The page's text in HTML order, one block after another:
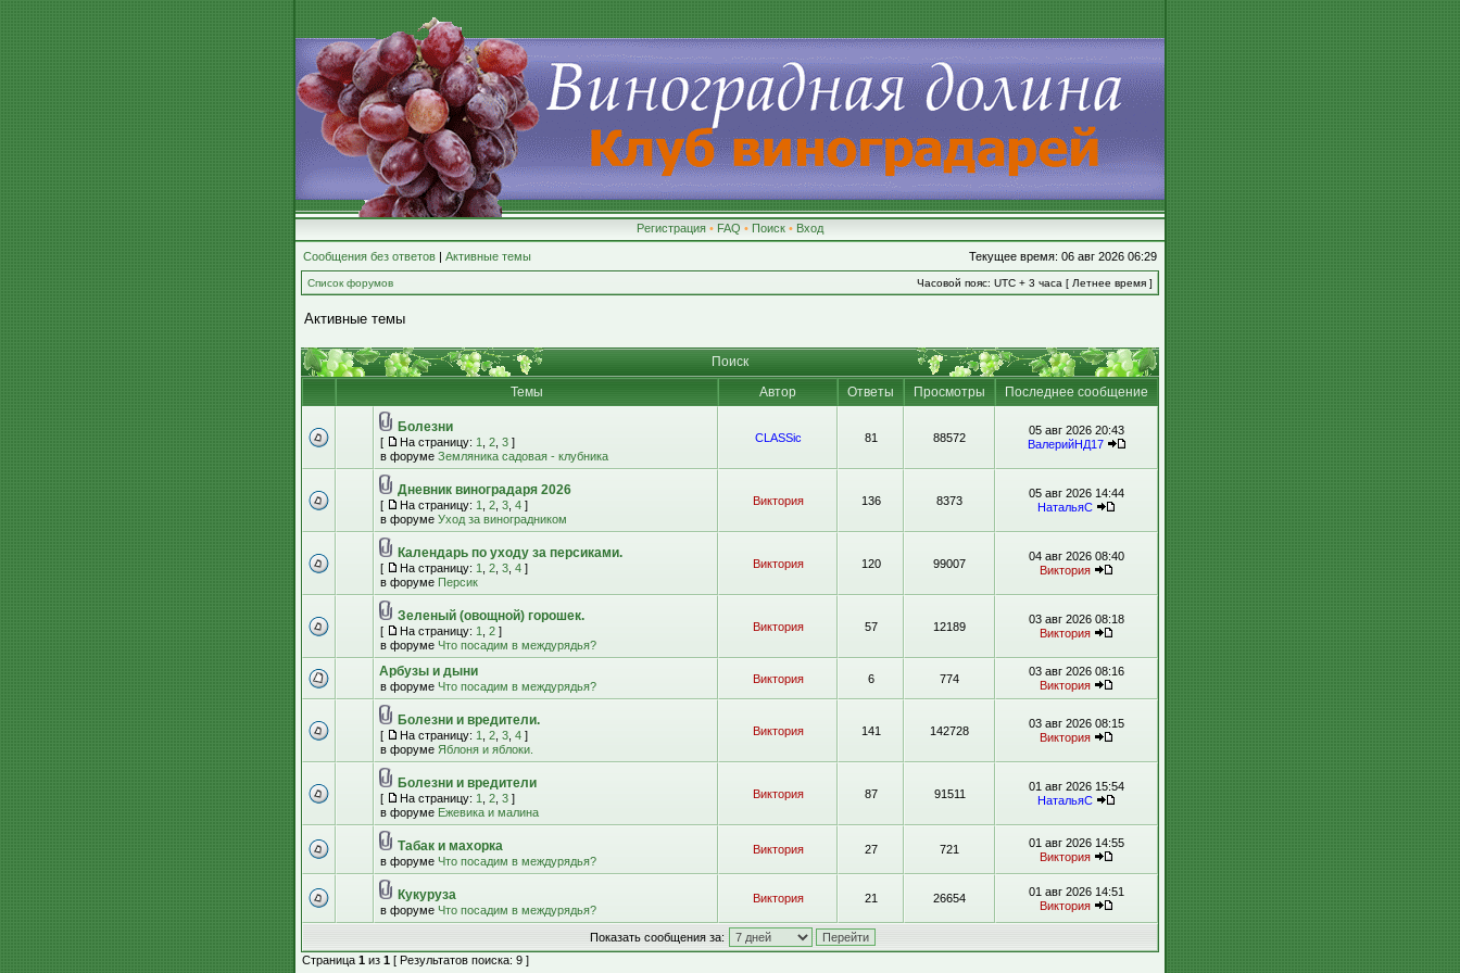
Регистрация • FAQ • Поиск • Вход
Сообщения без ответов | Активные темы Текущее время: 06 авг 2026 06:29
Список форумов Часовой пояс: UTC + 3 часа [ Летнее время ]
Активные темы
Поиск
Темы
Автор Ответы Просмотры Последнее сообщение
Болезни
[ На страницу: 1 2 3 ]
в форуме Земляника садовая - клубника
CLASSic 81 88572
05 авг 2026 20:43
ВалерийНД17
Дневник виноградаря 2026
[ На страницу: 1 2 3 4 ]
в форуме Уход за виноградником
Виктория 136 8373
05 авг 2026 14:44
НатальяС
Календарь по уходу за персиками.
[ На страницу: 1 2 3 4 ]
в форуме Персик
Виктория 120 99007
04 авг 2026 08:40
Виктория
Зеленый (овощной) горошек.
[ На страницу: 1 2 ]
в форуме Что посадим в междурядья?
Виктория 57 12189
03 авг 2026 08:18
Виктория
Арбузы и дыни
в форуме Что посадим в междурядья?
Виктория 6 774
03 авг 2026 08:16
Виктория
Болезни и вредители.
[ На страницу: 1 2 3 4 ]
в форуме Яблоня и яблоки.
Виктория 141 142728
03 авг 2026 08:15
Виктория
Болезни и вредители
[ На страницу: 1 2 3 ]
в форуме Ежевика и малина
Виктория 87 91511
01 авг 2026 15:54
НатальяС
Табак и махорка
в форуме Что посадим в междурядья?
Виктория 27 721
01 авг 2026 14:55
Виктория
Кукуруза
в форуме Что посадим в междурядья?
Виктория 21 26654
01 авг 2026 14:51
Виктория
Показать сообщения за:
Страница 1 из 1 [ Результатов поиска: 9 ]